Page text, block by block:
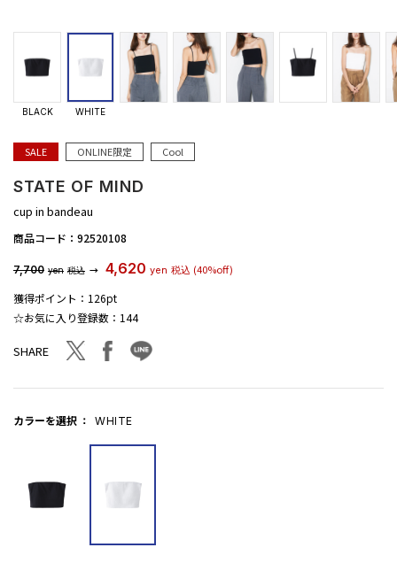
BLACK WHITE
SALE ONLINE限定 Cool
STATE OF MIND
cup in bandeau
商品コード： 92520108
7,700 yen 税込 → 4,620 yen 税込 (40%off)
獲得ポイント： 126pt
☆お気に入り登録数： 144
SHARE twitterfacebookline
カラーを選択 WHITE